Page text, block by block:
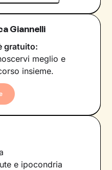
Giannelli
gratuito:
meglio e
insieme.
e ipocondria